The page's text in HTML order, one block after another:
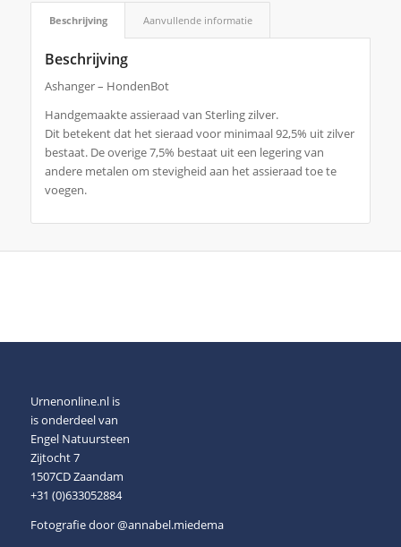
Beschrijving Aanvullende informatie
Beschrijving
Ashanger – HondenBot
Handgemaakte assieraad van Sterling zilver.
Dit betekent dat het sieraad voor minimaal 92,5% uit zilver
bestaat. De overige 7,5% bestaat uit een legering van
andere metalen om stevigheid aan het assieraad toe te
voegen.
Urnenonline.nl is
is onderdeel van
Engel Natuursteen
Zijtocht 7
1507CD Zaandam
+31 (0)633052884
Fotografie door@annabel.miedema